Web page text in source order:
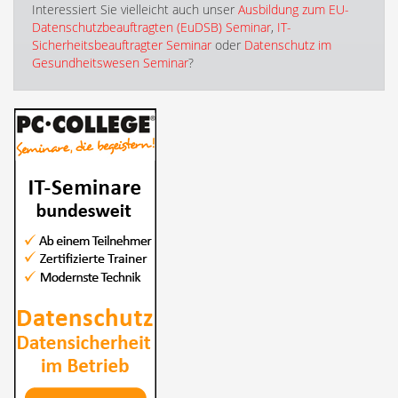
Interessiert Sie vielleicht auch unser Ausbildung zum EU-
Datenschutzbeauftragten (EuDSB) Seminar, IT-
Sicherheitsbeauftragter Seminar oder Datenschutz im
Gesundheitswesen Seminar?